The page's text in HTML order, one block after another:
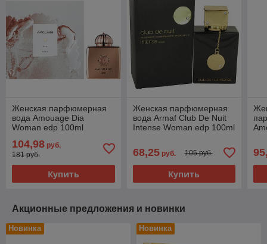
Женская парфюмерная
вода Amouage Dia
Woman edp 100ml
104,98 руб.
181 руб.
Купить
Женская парфюмерная
вода Armaf Club De Nuit
Intense Woman edp 100ml
68,25руб. 105 руб.
Купить
Акционные предложения и новинки
Новинка Новинка